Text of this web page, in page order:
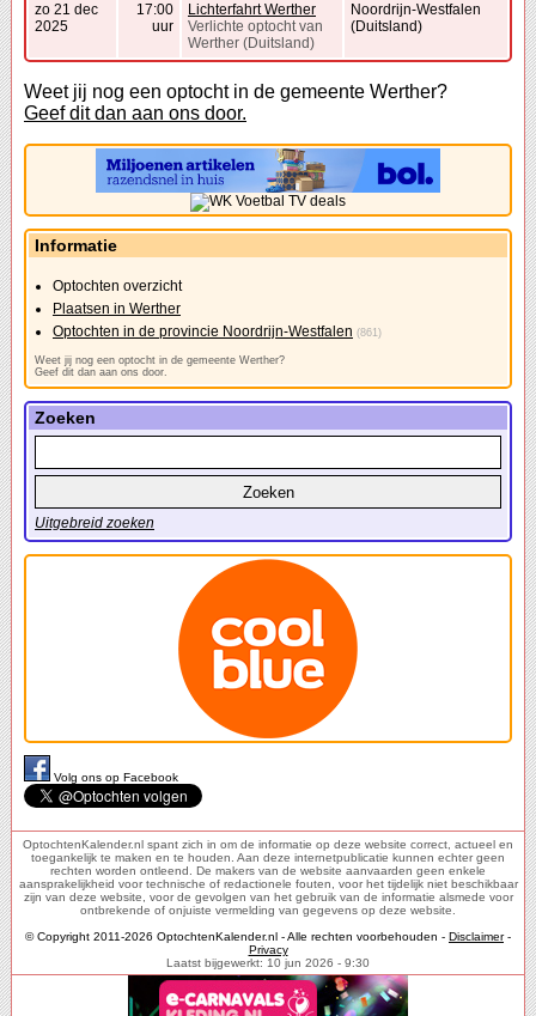
zo 21 dec
2025
17:00
uur
Lichterfahrt Werther
Verlichte optocht van
Werther (Duitsland)
Noordrijn-Westfalen
(Duitsland)
Weet jij nog een optocht in de gemeente Werther?
Geef dit dan aan ons door.
Informatie
Optochten overzicht
Plaatsen in Werther
Optochten in de provincie Noordrijn-Westfalen (861)
Weet jij nog een optocht in de gemeente Werther?
Geef dit dan aan ons door.
Zoeken
Uitgebreid zoeken
Volg ons op Facebook
OptochtenKalender.nl spant zich in om de informatie op deze website correct, actueel en
toegankelijk te maken en te houden. Aan deze internetpublicatie kunnen echter geen
rechten worden ontleend. De makers van de website aanvaarden geen enkele
aansprakelijkheid voor technische of redactionele fouten, voor het tijdelijk niet beschikbaar
zijn van deze website, voor de gevolgen van het gebruik van de informatie alsmede voor
ontbrekende of onjuiste vermelding van gegevens op deze website.
© Copyright 2011-2026 OptochtenKalender.nl - Alle rechten voorbehouden - Disclaimer-
Privacy
Laatst bijgewerkt: 10 jun 2026 - 9:30